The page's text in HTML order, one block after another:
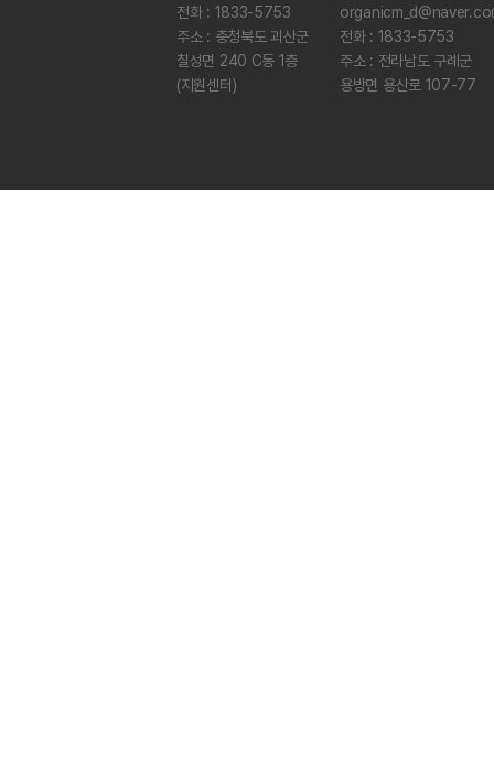
전화 : 1833-5753
주소 : 충청북도 괴산군
칠성면 240 C동 1층
(지원센터)
전화 : 1833-5753
주소 : 전라남도 구례군
용방면 용산로 107-77